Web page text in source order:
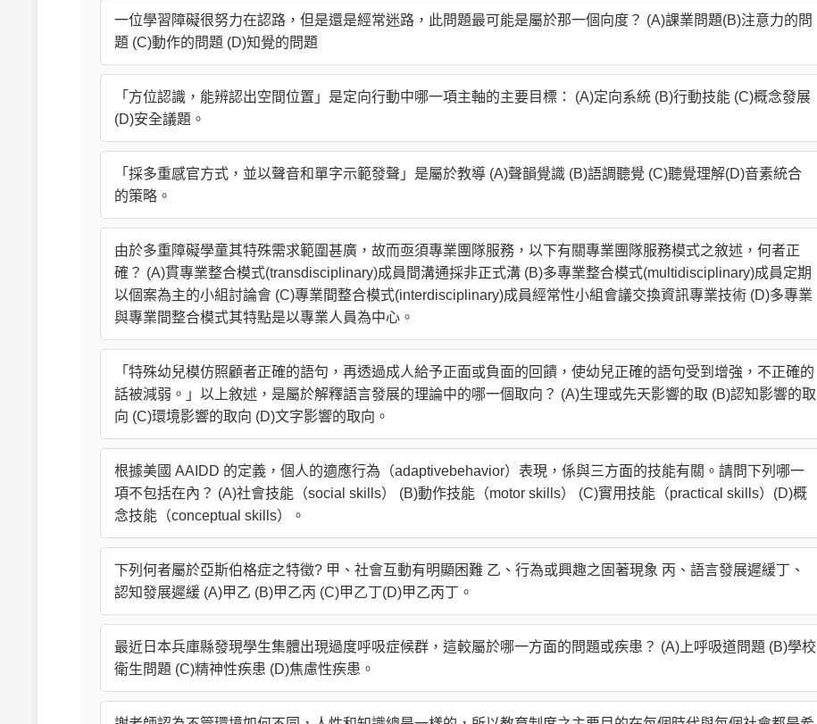
一位學習障礙很努力在認路，但是還是經常迷路，此問題最可能是屬於那一個向度？ (A)課業問題(B)注意力的問
題 (C)動作的問題 (D)知覺的問題
「方位認識，能辨認出空間位置」是定向行動中哪一項主軸的主要目標： (A)定向系統 (B)行動技能 (C)概念發展
(D)安全議題。
「採多重感官方式，並以聲音和單字示範發聲」是屬於教導 (A)聲韻覺識 (B)語調聽覺 (C)聽覺理解(D)音素統合
的策略。
由於多重障礙學童其特殊需求範圍甚廣，故而亟須專業團隊服務，以下有關專業團隊服務模式之敘述，何者正
確？ (A)貫專業整合模式(transdisciplinary)成員間溝通採非正式溝 (B)多專業整合模式(multidisciplinary)成員定期
以個案為主的小組討論會 (C)專業間整合模式(interdisciplinary)成員經常性小組會議交換資訊專業技術 (D)多專業
與專業間整合模式其特點是以專業人員為中心。
「特殊幼兒模仿照顧者正確的語句，再透過成人給予正面或負面的回饋，使幼兒正確的語句受到增強，不正確的
話被減弱。」以上敘述，是屬於解釋語言發展的理論中的哪一個取向？ (A)生理或先天影響的取 (B)認知影響的取
向 (C)環境影響的取向 (D)文字影響的取向。
根據美國 AAIDD 的定義，個人的適應行為（adaptivebehavior）表現，係與三方面的技能有關。請問下列哪一
項不包括在內？ (A)社會技能（social skills） (B)動作技能（motor skills） (C)實用技能（practical skills）(D)概
念技能（conceptual skills）。
下列何者屬於亞斯伯格症之特徵? 甲、社會互動有明顯困難 乙、行為或興趣之固著現象 丙、語言發展遲緩丁、
認知發展遲緩 (A)甲乙 (B)甲乙丙 (C)甲乙丁(D)甲乙丙丁。
最近日本兵庫縣發現學生集體出現過度呼吸症候群，這較屬於哪一方面的問題或疾患？ (A)上呼吸道問題 (B)學校
衛生問題 (C)精神性疾患 (D)焦慮性疾患。